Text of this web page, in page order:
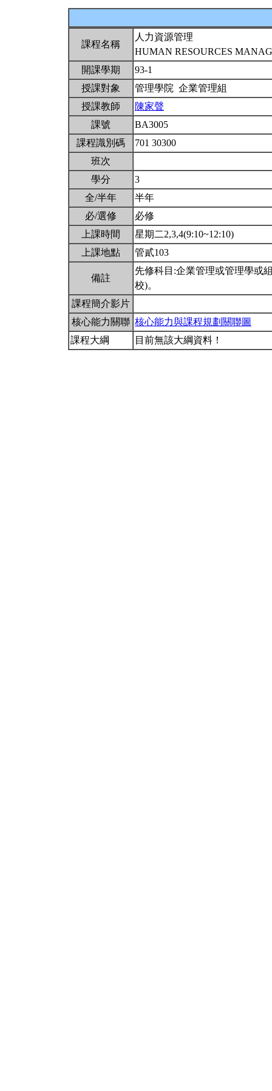
課程名稱
人力資源管理
HUMAN RESOURCES
開課學期
93-1
授課對象
管理學院 企業管理組
授課教師
陳家聲
課號
BA3005
課程識別碼
701 30300
班次
學分
3
全/半年
半年
必/選修
必修
上課時間
星期二2,3,4(9:10~12:10)
上課地點
管貳103
備註
先修科目:企業管理或管理學或
校)。
課程簡介影片
核心能力關聯 核心能力與課程規劃關聯圖
課程大綱
目前無該大綱資料！